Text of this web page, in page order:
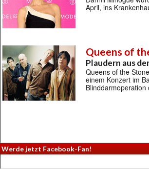
April, ins
Queens of
Plaudern aus
Queens of the
einem Konzert im
Werde jetzt Facebook-Fan!